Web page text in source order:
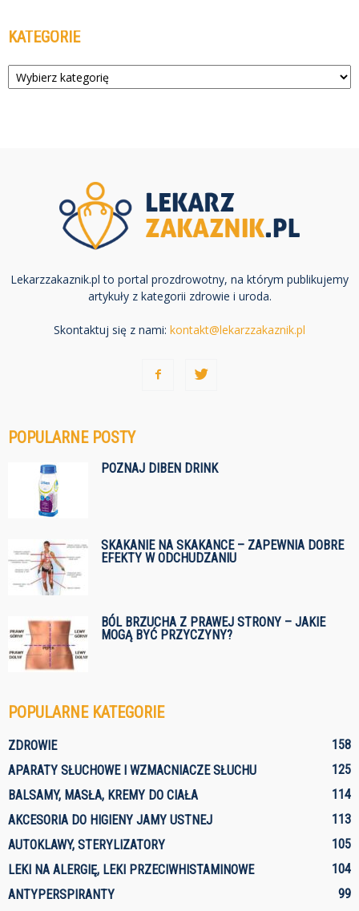
KATEGORIE
Kategorie
Lekarzzakaznik.pl to portal prozdrowotny, na którym publikujemy
artykuły z kategorii zdrowie i uroda.
Skontaktuj się z nami: kontakt@lekarzzakaznik.pl
POPULARNE POSTY
POZNAJ DIBEN DRINK
SKAKANIE NA SKAKANCE – ZAPEWNIA DOBRE
EFEKTY W ODCHUDZANIU
BÓL BRZUCHA Z PRAWEJ STRONY – JAKIE
MOGĄ BYĆ PRZYCZYNY?
POPULARNE KATEGORIE
ZDROWIE
158
APARATY SŁUCHOWE I WZMACNIACZE SŁUCHU
125
BALSAMY, MASŁA, KREMY DO CIAŁA
114
AKCESORIA DO HIGIENY JAMY USTNEJ
113
AUTOKLAWY, STERYLIZATORY
105
LEKI NA ALERGIĘ, LEKI PRZECIWHISTAMINOWE
104
ANTYPERSPIRANTY
99